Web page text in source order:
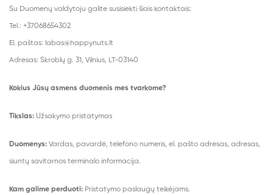
Su Duomenų valdytoju galite susisiekti šiais kontaktais:
Tel.: +37068654302
El. paštas: labas@happynuts.lt
Adresas: Skroblų g. 31, Vilnius, LT-03140
Kokius Jūsų asmens duomenis mes tvarkome?
Tikslas: Užsakymo pristatymas
Duomenys: Vardas, pavardė, telefono numeris, el. pašto adresas, adresas,
siuntų savitarnos terminalo informacija.
Kam galime perduoti: Pristatymo paslaugų teikėjams.